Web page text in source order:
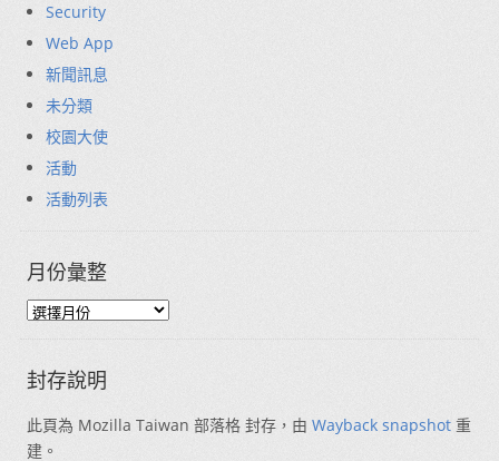
Security
Web App
新聞訊息
未分類
校園大使
活動
活動列表
月份彙整
封存說明
此頁為 Mozilla Taiwan 部落格 封存，由 Wayback snapshot 重
建。